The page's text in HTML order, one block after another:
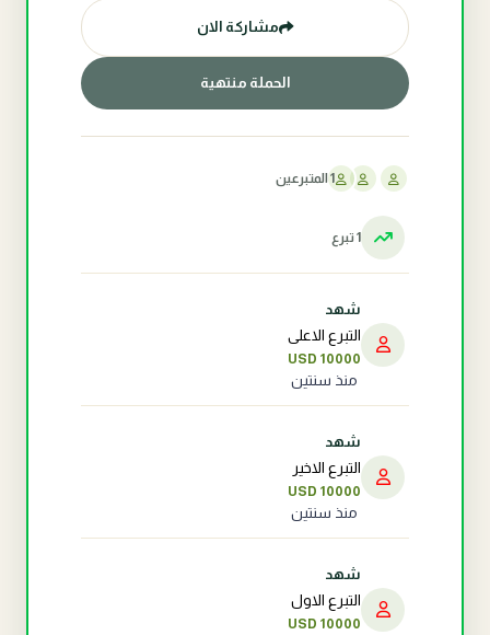
مشاركة الان
الحملة منتهية
1 المتبرعين
1 تبرع
شهد
التبرع الاعلى
USD 10000
منذ سنتين
شهد
التبرع الاخير
USD 10000
منذ سنتين
شهد
التبرع الاول
USD 10000